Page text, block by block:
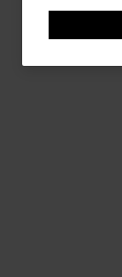
for